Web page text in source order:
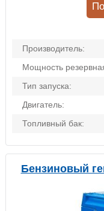
Производитель:
Мощность
Тип запуска:
Двигатель:
Топливный бак:
Бензиновый